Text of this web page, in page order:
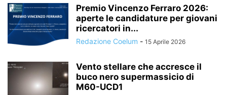
Premio Vincenzo Ferraro 2026:
aperte le candidature per giovani
ricercatori in...
Redazione Coelum - 15 Aprile 2026
Vento stellare che accresce il
buco nero supermassicio di
M60-UCD1